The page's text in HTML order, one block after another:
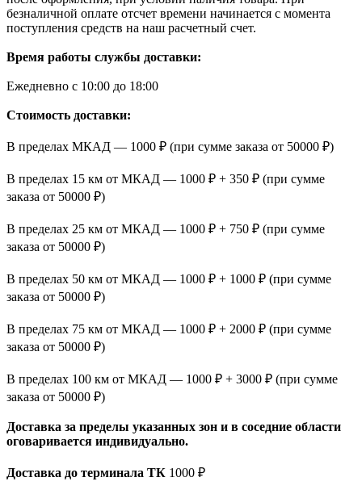
безналичной оплате отсчет времени начинается с момента
поступления средств на наш расчетный счет.
Время работы службы доставки:
Ежедневно с 10:00 до 18:00
Стоимость доставки:
В пределах МКАД — 1000 ₽ (при сумме заказа от 50000 ₽)
В пределах 15 км от МКАД — 1000 ₽ + 350 ₽ (при сумме
заказа от 50000 ₽)
В пределах 25 км от МКАД — 1000 ₽ + 750 ₽ (при сумме
заказа от 50000 ₽)
В пределах 50 км от МКАД — 1000 ₽ + 1000 ₽ (при сумме
заказа от 50000 ₽)
В пределах 75 км от МКАД — 1000 ₽ + 2000 ₽ (при сумме
заказа от 50000 ₽)
В пределах 100 км от МКАД — 1000 ₽ + 3000 ₽ (при сумме
заказа от 50000 ₽)
Доставка за пределы указанных зон и в соседние области
оговаривается индивидуально.
Доставка до терминала ТК 1000 ₽